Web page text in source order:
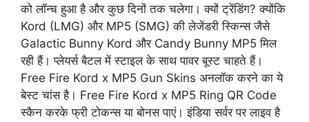
को लॉन्च हुआ है और कुछ दिनों तक चलेगा। क्यों ट्रेंडिंग? क्योंकि
Kord (LMG) और MP5 (SMG) की लेजेंडरी स्किन्स जैसे
Galactic Bunny Kord और Candy Bunny MP5 मिल
रही हैं। प्लेयर्स बैटल में स्टाइल के साथ पावर बूस्ट चाहते हैं।
Free Fire Kord x MP5 Gun Skins अनलॉक करने का ये
बेस्ट चांस है। Free Fire Kord x MP5 Ring QR Code
स्कैन करके फ्री टोकन्स या बोनस पाएं। इंडिया सर्वर पर लाइव है